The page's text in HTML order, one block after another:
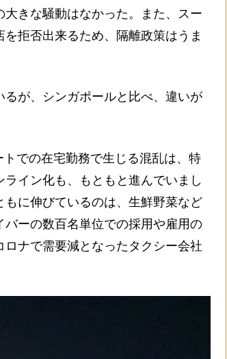
きな騒動はなかった。また、スー
拒否出来るため、隔離政策はうま
が、シンガポールと比べ、違いが
トでの在宅勤務で生じる混乱は、特
イン化も、もともと進んでいまし
に伸びているのは、生鮮野菜など
ーの数百名単位での採用や雇用の
ナで需要減となったタクシー会社